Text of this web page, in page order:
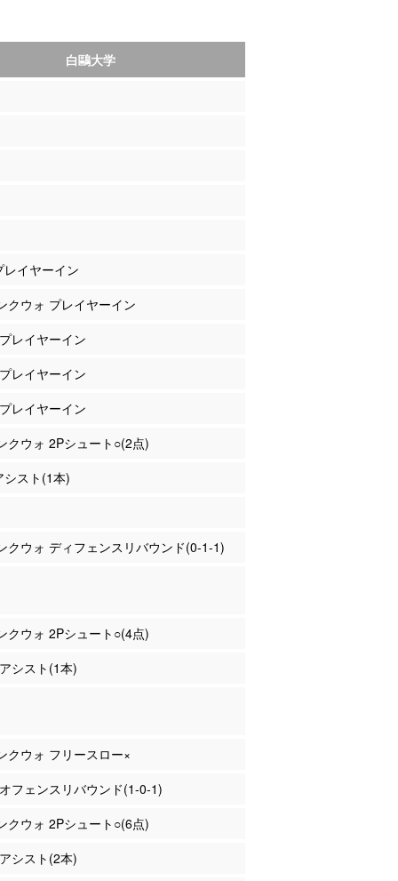
白鷗大学
イヤーイン
クウォ プレイヤーイン
レイヤーイン
レイヤーイン
レイヤーイン
クウォ 2Pシュート○(2点)
スト(1本)
クウォ ディフェンスリバウンド(0-1-1)
クウォ 2Pシュート○(4点)
シスト(1本)
クウォ フリースロー×
フェンスリバウンド(1-0-1)
クウォ 2Pシュート○(6点)
シスト(2本)